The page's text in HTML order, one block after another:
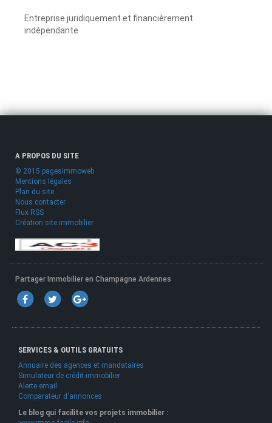
Entreprise juridiquement et financièrement
indépendante
A PROPOS DU SITE
© 2015 pagesimmoweb
Mentions légales
Plan du site
Nous contacter
Flux RSS
Création site immobilier
Partager Immobilier en Champagne Ardennes
SERVICES & OUTILS GRATUITS
Annuaire des agences et mandataires
Simulateur de crédit immobilier
Alerte email
Comparateur d'annonces
Le blog qui facilite vos projets immobilier :